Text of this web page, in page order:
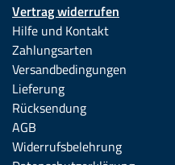
Vertrag widerrufen
Hilfe und Kontakt
Zahlungsarten
Versandbedingungen
Lieferung
Rücksendung
AGB
Widerrufsbelehrung